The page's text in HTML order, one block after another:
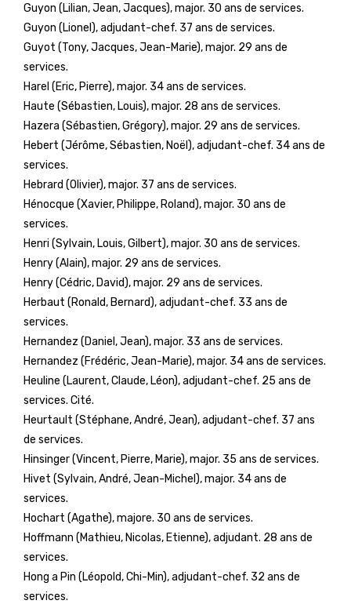
Guyon (Lilian, Jean, Jacques), major. 30 ans de services.
Guyon (Lionel), adjudant-chef. 37 ans de services.
Guyot (Tony, Jacques, Jean-Marie), major. 29 ans de
services.
Harel (Eric, Pierre), major. 34 ans de services.
Haute (Sébastien, Louis), major. 28 ans de services.
Hazera (Sébastien, Grégory), major. 29 ans de services.
Hebert (Jérôme, Sébastien, Noël), adjudant-chef. 34 ans de
services.
Hebrard (Olivier), major. 37 ans de services.
Hénocque (Xavier, Philippe, Roland), major. 30 ans de
services.
Henri (Sylvain, Louis, Gilbert), major. 30 ans de services.
Henry (Alain), major. 29 ans de services.
Henry (Cédric, David), major. 29 ans de services.
Herbaut (Ronald, Bernard), adjudant-chef. 33 ans de
services.
Hernandez (Daniel, Jean), major. 33 ans de services.
Hernandez (Frédéric, Jean-Marie), major. 34 ans de services.
Heuline (Laurent, Claude, Léon), adjudant-chef. 25 ans de
services. Cité.
Heurtault (Stéphane, André, Jean), adjudant-chef. 37 ans
de services.
Hinsinger (Vincent, Pierre, Marie), major. 35 ans de services.
Hivet (Sylvain, André, Jean-Michel), major. 34 ans de
services.
Hochart (Agathe), majore. 30 ans de services.
Hoffmann (Mathieu, Nicolas, Etienne), adjudant. 28 ans de
services.
Hong a Pin (Léopold, Chi-Min), adjudant-chef. 32 ans de
services.